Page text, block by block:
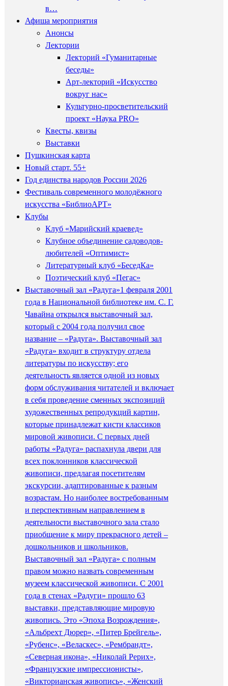
в…
Афиша мероприятия
Анонсы
Лектории
Лекторий «Гуманитарные
беседы»
Арт-лекторий «Искусство
вокруг нас»
Культурно-просветительский
проект «Наука PRO»
Квесты, квизы
Выставки
Пушкинская карта
Новый старт. 55+
Год единства народов России 2026
Фестиваль современного молодёжного
искусства «БиблиоАРТ»
Клубы
Клуб «Марийский краевед»
Клубное объединение садоводов-
любителей «Оптимист»
Литературный клуб «БеседКа»
Поэтический клуб «Пегас»
Выставочный зал «Радуга»1 февраля 2001
года в Национальной библиотеке им. С. Г.
Чавайна открылся выставочный зал,
который с 2004 года получил свое
название – «Радуга». Выставочный зал
«Радуга» входит в структуру отдела
литературы по искусству; его
деятельность является одной из новых
форм обслуживания читателей и включает
в себя проведение сменных экспозиций
художественных репродукций картин,
которые принадлежат кисти классиков
мировой живописи. С первых дней
работы «Радуга» распахнула двери для
всех поклонников классической
живописи, предлагая посетителям
экскурсии, адаптированные к разным
возрастам. Но наиболее востребованным
и перспективным направлением в
деятельности выставочного зала стало
приобщение к миру прекрасного детей –
дошкольников и школьников.
Выставочный зал «Радуга» с полным
правом можно назвать современным
музеем классической живописи. С 2001
года в стенах «Радуги» прошло 63
выставки, представляющие мировую
живопись. Это «Эпоха Возрождения»,
«Альбрехт Дюрер», «Питер Брейгель»,
«Рубенс», «Веласкес», «Рембрандт»,
«Северная икона», «Николай Рерих»,
«Французские импрессионисты»,
«Викторианская живопись», «Женский